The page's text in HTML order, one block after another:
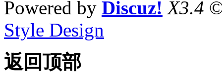
Powered by Discuz! X3.4
Style Design
返回顶部